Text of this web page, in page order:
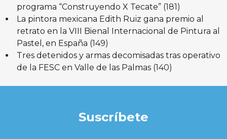
programa “Construyendo X Tecate” (181)
La pintora mexicana Edith Ruiz gana premio al
retrato en la VIII Bienal Internacional de Pintura al
Pastel, en España (149)
Tres detenidos y armas decomisadas tras operativo
de la FESC en Valle de las Palmas (140)
Suscríbete